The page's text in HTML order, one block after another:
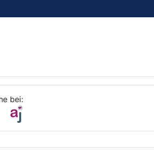
bei: